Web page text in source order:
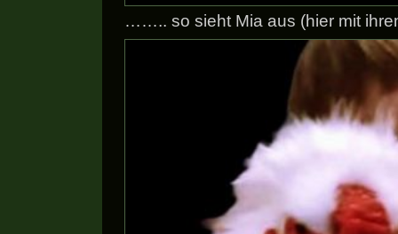
…….. so sieht Mia aus (hier mit